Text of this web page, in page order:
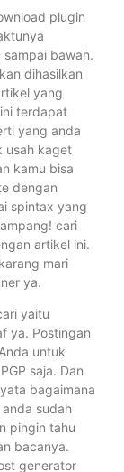
plugin
bawah.
dihasilkan
yang
terdapat
yang anda
usah kaget
kamu bisa
dengan
spintax yang
cari
artikel ini.
mari
ya.
yaitu
ya. Postingan
untuk
saja. Dan
bagaimana
sudah
pingin tahu
bacanya.
generator